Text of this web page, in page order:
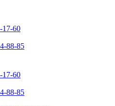
17-60
88-85
17-60
88-85